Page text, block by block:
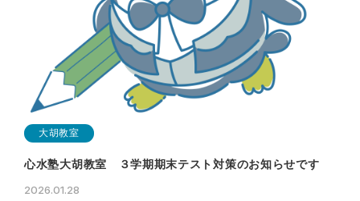
大胡教室
心水塾大胡教室 ３学期期末テスト対策のお知らせです
2026.01.28